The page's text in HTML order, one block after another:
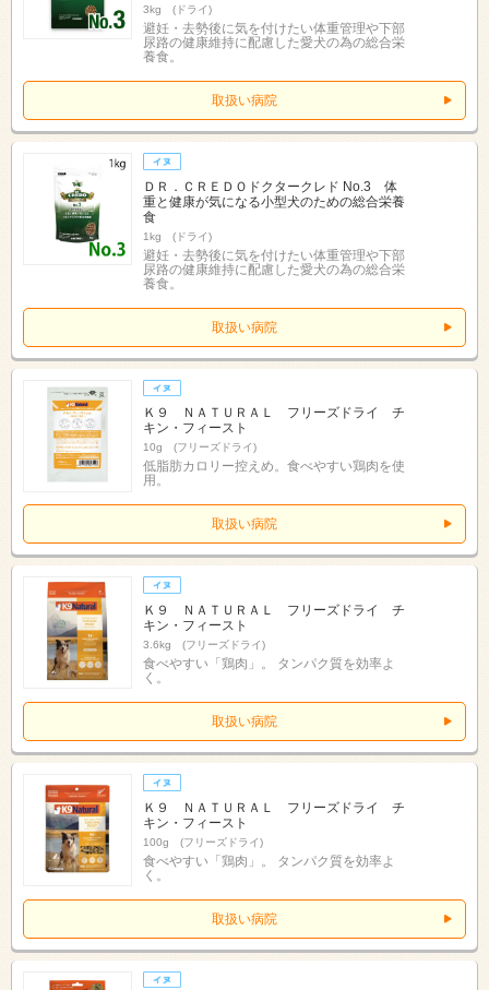
3kg (ドライ)
避妊・去勢後に気を付けたい体重管理や下部
尿路の健康維持に配慮した愛犬の為の総合栄
養食。
取扱い病院
ＤＲ．ＣＲＥＤＯドクタークレド No.3 体
重と健康が気になる小型犬のための総合栄養
食
1kg (ドライ)
避妊・去勢後に気を付けたい体重管理や下部
尿路の健康維持に配慮した愛犬の為の総合栄
養食。
取扱い病院
Ｋ９ ＮＡＴＵＲＡＬ フリーズドライ チ
キン・フィースト
10g (フリーズドライ)
低脂肪カロリー控えめ。食べやすい鶏肉を使
用。
取扱い病院
Ｋ９ ＮＡＴＵＲＡＬ フリーズドライ チ
キン・フィースト
3.6kg (フリーズドライ)
食べやすい「鶏肉」。 タンパク質を効率よ
く。
取扱い病院
Ｋ９ ＮＡＴＵＲＡＬ フリーズドライ チ
キン・フィースト
100g (フリーズドライ)
食べやすい「鶏肉」。 タンパク質を効率よ
く。
取扱い病院